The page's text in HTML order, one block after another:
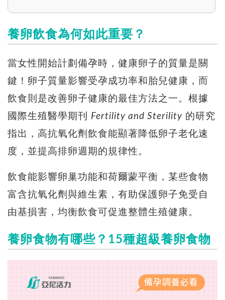
養卵飲食為何如此重要？
當女性開始計劃備孕時，健康卵子的質量是關
鍵！卵子質量影響受孕成功率和胎兒健康，而
飲食則是改善卵子健康的最佳方法之一。 根據
國際生殖醫學期刊 Fertility and Sterility 的研究
指出，高抗氧化劑飲食能顯著降低卵子老化速
度，並提高排卵週期的規律性。
飲食能影響卵巢功能和荷爾蒙平衡， 某些食物
富含抗氧化劑與維生素，有助保護卵子免受自
由基損害， 均衡飲食可促進整體生殖健康。
養卵食物有哪些？15種超級養卵食物